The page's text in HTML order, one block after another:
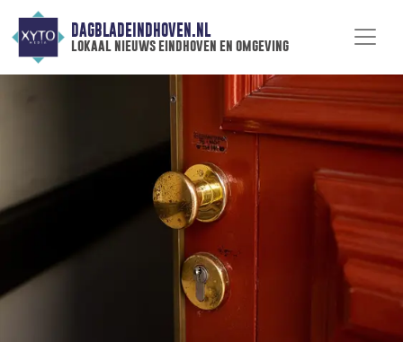
DAGBLADEINDHOVEN.NL
lokaal nieuws eindhoven en omgeving